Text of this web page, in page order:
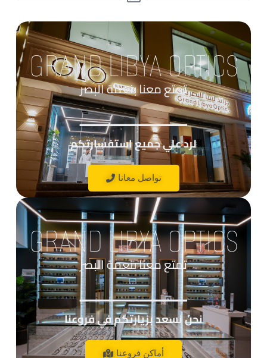
GRAND LIBYA OPTICS
تمتع معنا بنعمة البصر
____________
نحن نسعد بزيارتكم في فروعنا
أماكن فروعنا
GRAND LIBYA OPTICS
تمتع معنا بنعمة البصر
____________
لرد علي جميع استفسارتكم
تواصل معانا